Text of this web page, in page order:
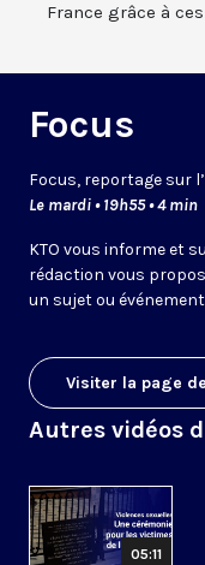
France grâce à
Focus
Focus, reportage sur
Le mardi • 19h55 • 4 min
KTO vous informe et
rédaction vous
un sujet ou
Visiter la page
Autres vidéos
05:11